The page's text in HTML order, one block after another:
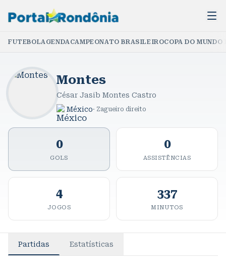
FUTEBOLAGENDACAMPEONATO BRASILEIROCOPA DO
Montes
César Jasib Montes Castro
México· Zagueiro direito
0
GOLS
0
ASSISTÊNCIAS
4
JOGOS
337
MINUTOS
Partidas Estatísticas